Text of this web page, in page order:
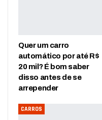
Quer um carro
automático por até R$
20 mil? É bom saber
disso antes de se
arrepender
CARROS